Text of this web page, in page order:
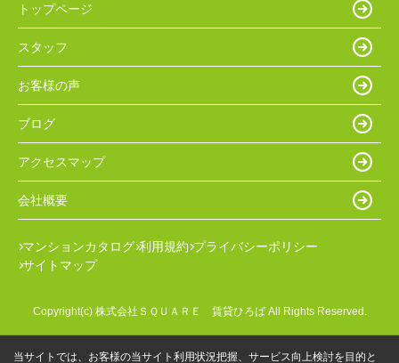
トップページ
スタッフ
お客様の声
ブログ
アクセスマップ
会社概要
マンションカタログ 利用規約 プライバシーポリシー
サイトマップ
Copyright(c) 株式会社ＳＱＵＡＲＥ 賃貸ひろば All Rights Reserved.
当サイトでは、お客様の当サイト利用状況把握、サービス向上検討を目的と